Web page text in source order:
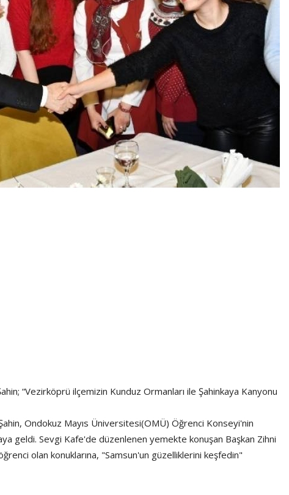
“Vezirköprü ilçemizin Kunduz Ormanları ile Şahinkaya Kanyonu
Ondokuz Mayıs Üniversitesi(OMÜ) Öğrenci Konseyi'nin
geldi. Sevgi Kafe'de düzenlenen yemekte konuşan Başkan Zihni
olan konuklarına, "Samsun'un güzelliklerini keşfedin"